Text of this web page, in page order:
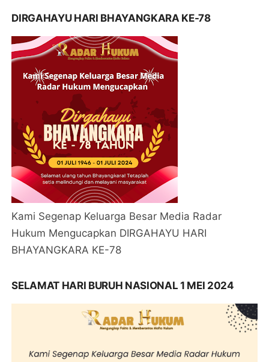
DIRGAHAYU HARI BHAYANGKARA KE-78
Kami Segenap Keluarga Besar Media Radar
Hukum Mengucapkan DIRGAHAYU HARI
BHAYANGKARA KE-78
SELAMAT HARI BURUH NASIONAL 1 MEI 2024